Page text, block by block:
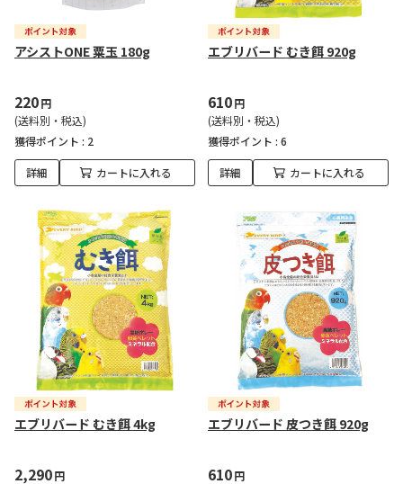
アシストONE 粟玉 180g
220円
(送料別・税込)
獲得ポイント : 2
詳細 カートに入れる
エブリバード むき餌 920g
610円
(送料別・税込)
獲得ポイント : 6
詳細 カートに入れる
エブリバード むき餌 4kg
2,290円
エブリバード 皮つき餌 920g
610円